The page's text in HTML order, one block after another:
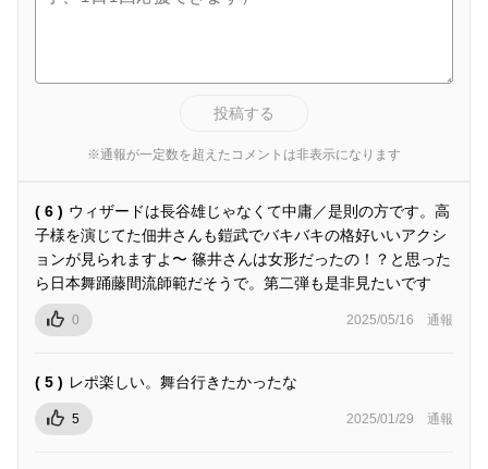
投稿する
※通報が一定数を超えたコメントは非表示になります
( 6 ) ウィザードは長谷雄じゃなくて中庸／是則の方です。高
子様を演じてた佃井さんも鎧武でバキバキの格好いいアクシ
ョンが見られますよ〜 篠井さんは女形だったの！？と思った
ら日本舞踊藤間流師範だそうで。第二弾も是非見たいです
0 2025/05/16 通報
( 5 ) レポ楽しい。舞台行きたかったな
5 2025/01/29 通報